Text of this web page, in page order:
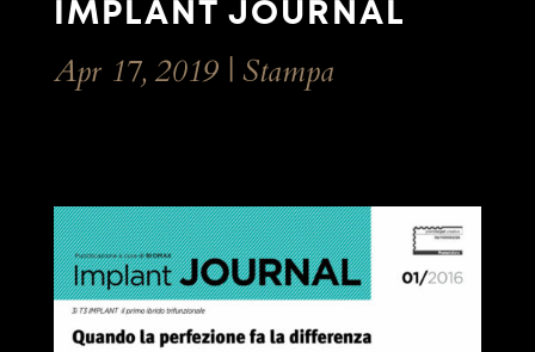
IMPLANT JOURNAL
Apr 17, 2019| Stampa